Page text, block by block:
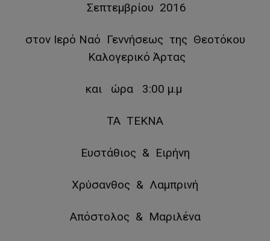
Σεπτεμβρίου 2016
στον Ιερό Ναό Γεννήσεως της Θεοτόκου
Καλογερικό Άρτας
και ώρα 3:00 μ.μ
ΤΑ ΤΕΚΝΑ
Ευστάθιος & Ειρήνη
Χρύσανθος & Λαμπρινή
Απόστολος & Μαριλένα